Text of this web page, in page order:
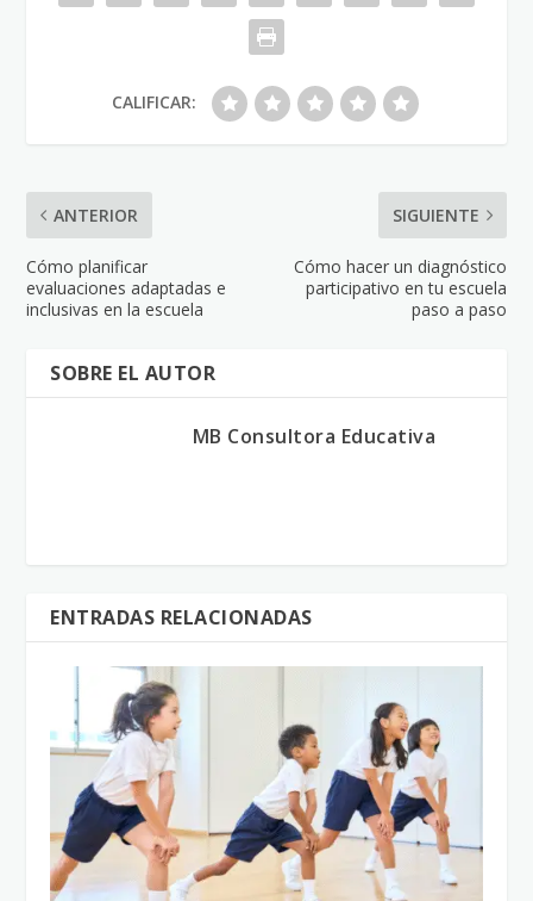
CALIFICAR:
ANTERIOR
Cómo planificar
evaluaciones adaptadas e
inclusivas en la escuela
SIGUIENTE
Cómo hacer un diagnóstico
participativo en tu escuela
paso a paso
SOBRE EL AUTOR
MB Consultora Educativa
ENTRADAS RELACIONADAS